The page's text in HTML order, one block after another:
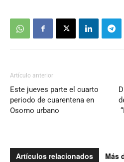
Artículo anterior
Este jueves parte el cuarto
periodo de cuarentena en
Osorno urbano
Artículos relacionados Más